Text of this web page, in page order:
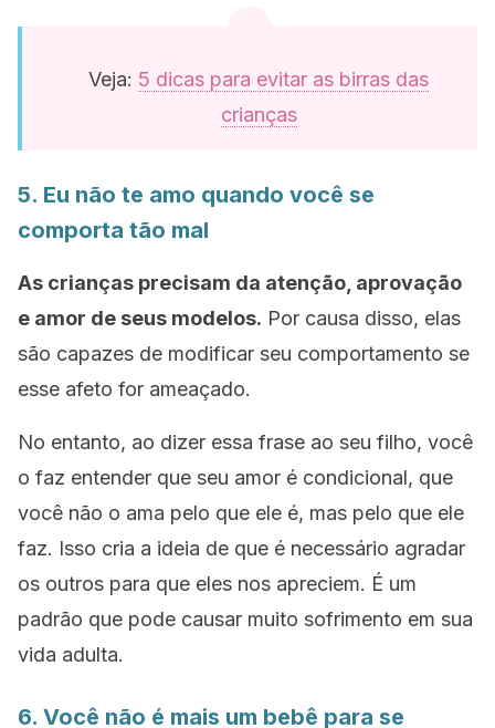
Veja: 5 dicas para evitar as birras das
crianças
5. Eu não te amo quando você se
comporta tão mal
As crianças precisam da atenção, aprovação
e amor de seus modelos. Por causa disso, elas
são capazes de modificar seu comportamento se
esse afeto for ameaçado.
No entanto, ao dizer essa frase ao seu filho, você
o faz entender que seu amor é condicional, que
você não o ama pelo que ele é, mas pelo que ele
faz. Isso cria a ideia de que é necessário agradar
os outros para que eles nos apreciem. É um
padrão que pode causar muito sofrimento em sua
vida adulta.
6. Você não é mais um bebê para se